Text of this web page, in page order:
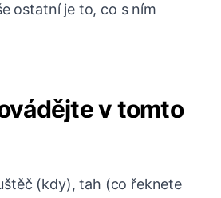
ostatní je to, co s ním
v tomto
(kdy), tah (co řeknete